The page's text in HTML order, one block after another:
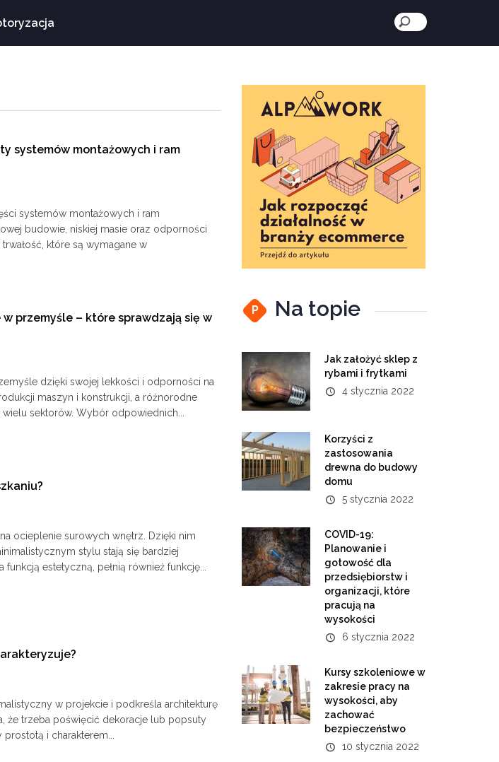
systemów montażowych i ram
systemów montażowych i ram
budowie, niskiej masie oraz odporności
które są wymagane w
przemyśle – które sprawdzają się w
dzięki swojej lekkości i odporności na
maszyn i konstrukcji, a różnorodne
sektorów. Wybór odpowiednich...
ocieplenie surowych wnętrz. Dzięki nim
stylu stają się bardziej
estetyczną, pełnią również funkcję...
w projekcie i podkreśla architekturę
że trzeba poświęcić dekoracje lub popsuty
i charakterem...
P Na topie
Jak założyć sklep z
rybami i frytkami
4 stycznia 2022
Korzyści z
zastosowania
drewna do budowy
domu
5 stycznia 2022
COVID-19:
Planowanie i
gotowość dla
przedsiębiorstw i
organizacji, które
pracują na
wysokości
6 stycznia 2022
Kursy szkoleniowe w
zakresie pracy na
wysokości, aby
zachować
bezpieczeństwo
10 stycznia 2022